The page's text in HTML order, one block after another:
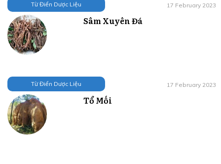
Từ Điển Dược Liệu 17 February 2023
Sâm Xuyên Đá
Từ Điển Dược Liệu 17 February 2023
Tổ Mối